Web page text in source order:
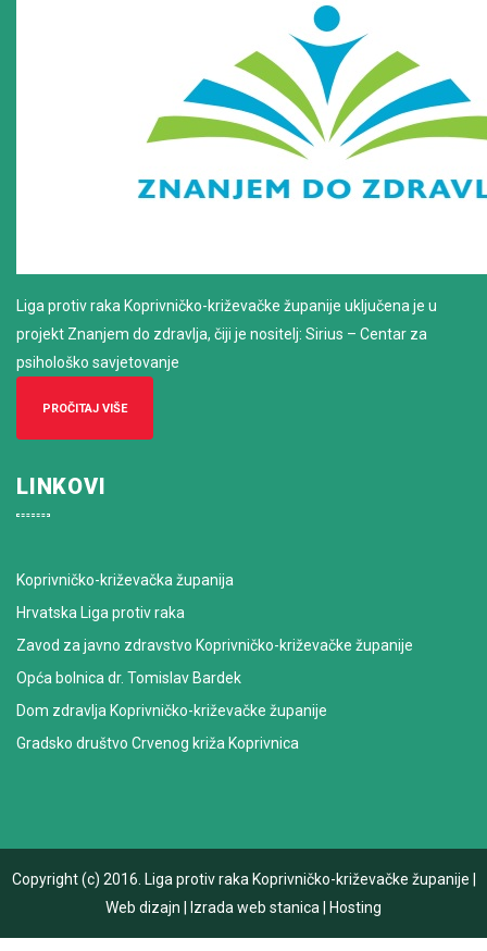
Liga protiv raka Koprivničko-križevačke županije uključena je u
projekt Znanjem do zdravlja, čiji je nositelj: Sirius – Centar za
psihološko savjetovanje
PROČITAJ VIŠE
LINKOVI
Koprivničko-križevačka županija
Hrvatska Liga protiv raka
Zavod za javno zdravstvo Koprivničko-križevačke županije
Opća bolnica dr. Tomislav Bardek
Dom zdravlja Koprivničko-križevačke županije
Gradsko društvo Crvenog križa Koprivnica
Copyright (c) 2016. Liga protiv raka Koprivničko-križevačke županije
Web dizajn
Izrada web stanica Hosting